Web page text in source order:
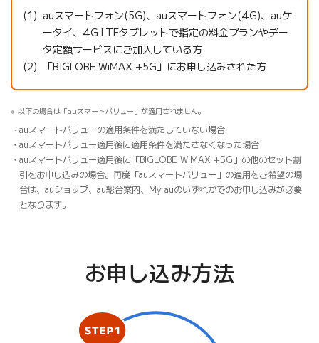
auスマートフォン(5G)、auスマートフォン(4G)、auケ
ータイ、4G LTEタブレットで指定の料金プランやデー
タ定額サービスにご加入している方
「BIGLOBE WiMAX +5G」にお申し込みされた方
以下の場合は「auスマートバリュー」が適用されません。
auスマートバリューの適用条件を満たしていない場合
auスマートバリュー適用後に適用条件を満たさなくなった場合
auスマートバリュー適用後に「BIGLOBE WiMAX +5G」の他のセット割
引をお申し込みの場合。再度「auスマートバリュー」の適用をご希望の場
合は、auショップ、au総合案内、My auのいずれかでのお申し込みが必要
となります。
お申し込み方法